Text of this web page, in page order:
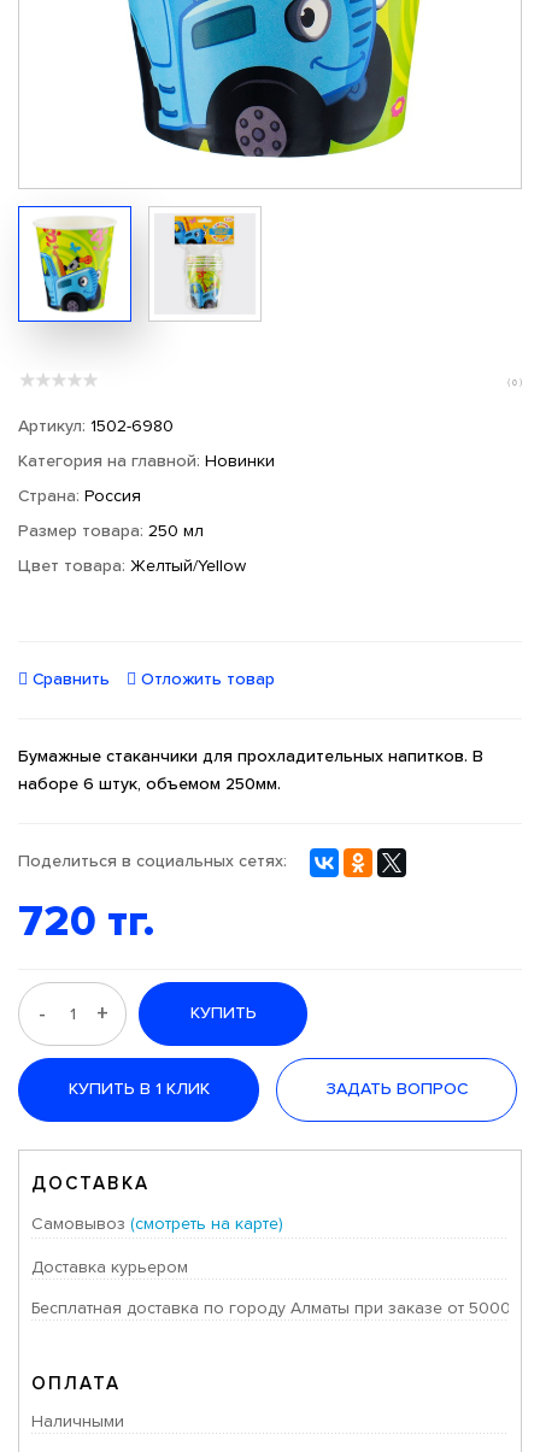
( 0 )
Артикул: 1502-6980
Категория на главной: Новинки
Страна: Россия
Размер товара: 250 мл
Цвет товара: Желтый/Yellow
Сравнить Отложить товар
Бумажные стаканчики для прохладительных напитков. В
наборе 6 штук, объемом 250мм.
Поделиться в социальных сетях:
720 тг.
- + КУПИТЬ
КУПИТЬ В 1 КЛИК ЗАДАТЬ ВОПРОС
ДОСТАВКА
Самовывоз (смотреть на карте)
Доставка курьером
Бесплатная доставка по городу Алматы при заказе от 50000
ОПЛАТА
Наличными